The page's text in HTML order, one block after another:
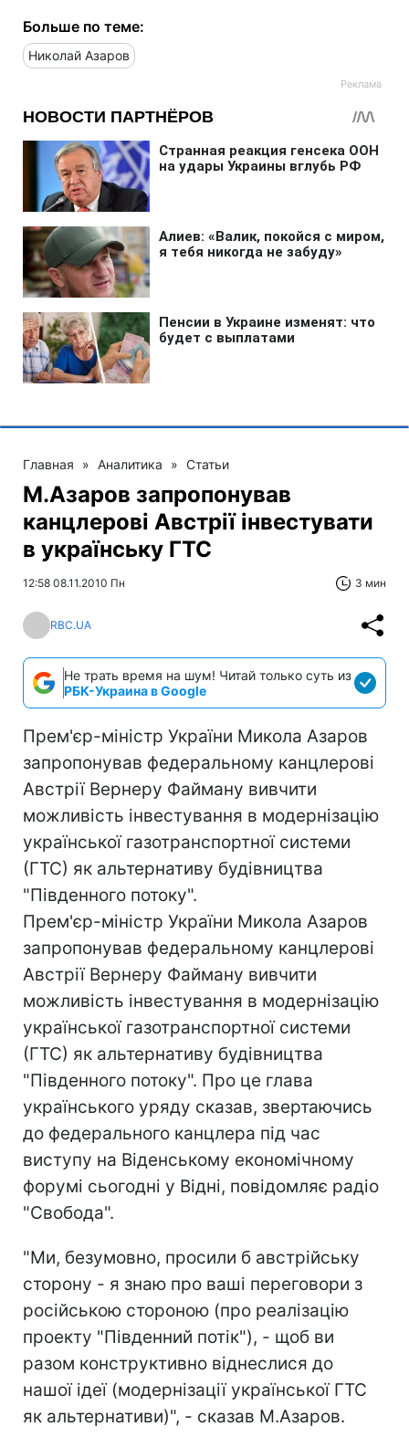
Больше по теме:
Николай Азаров
Главная » Аналитика » Статьи
М.Азаров запропонував
канцлерові Австрії інвестувати
в українську ГТС
12:58 08.11.2010 Пн 3 мин
RBC.UA
Не трать время на шум! Читай только суть из
РБК-Украина в Google
Прем'єр-міністр України Микола Азаров
запропонував федеральному канцлерові
Австрії Вернеру Файману вивчити
можливість інвестування в модернізацію
української газотранспортної системи
(ГТС) як альтернативу будівництва
"Південного потоку".
Прем'єр-міністр України Микола Азаров
запропонував федеральному канцлерові
Австрії Вернеру Файману вивчити
можливість інвестування в модернізацію
української газотранспортної системи
(ГТС) як альтернативу будівництва
"Південного потоку". Про це глава
українського уряду сказав, звертаючись
до федерального канцлера під час
виступу на Віденському економічному
форумі сьогодні у Відні, повідомляє радіо
"Свобода".
"Ми, безумовно, просили б австрійську
сторону - я знаю про ваші переговори з
російською стороною (про реалізацію
проекту "Південний потік"), - щоб ви
разом конструктивно віднеслися до
нашої ідеї (модернізації української ГТС
як альтернативи)", - сказав М.Азаров.